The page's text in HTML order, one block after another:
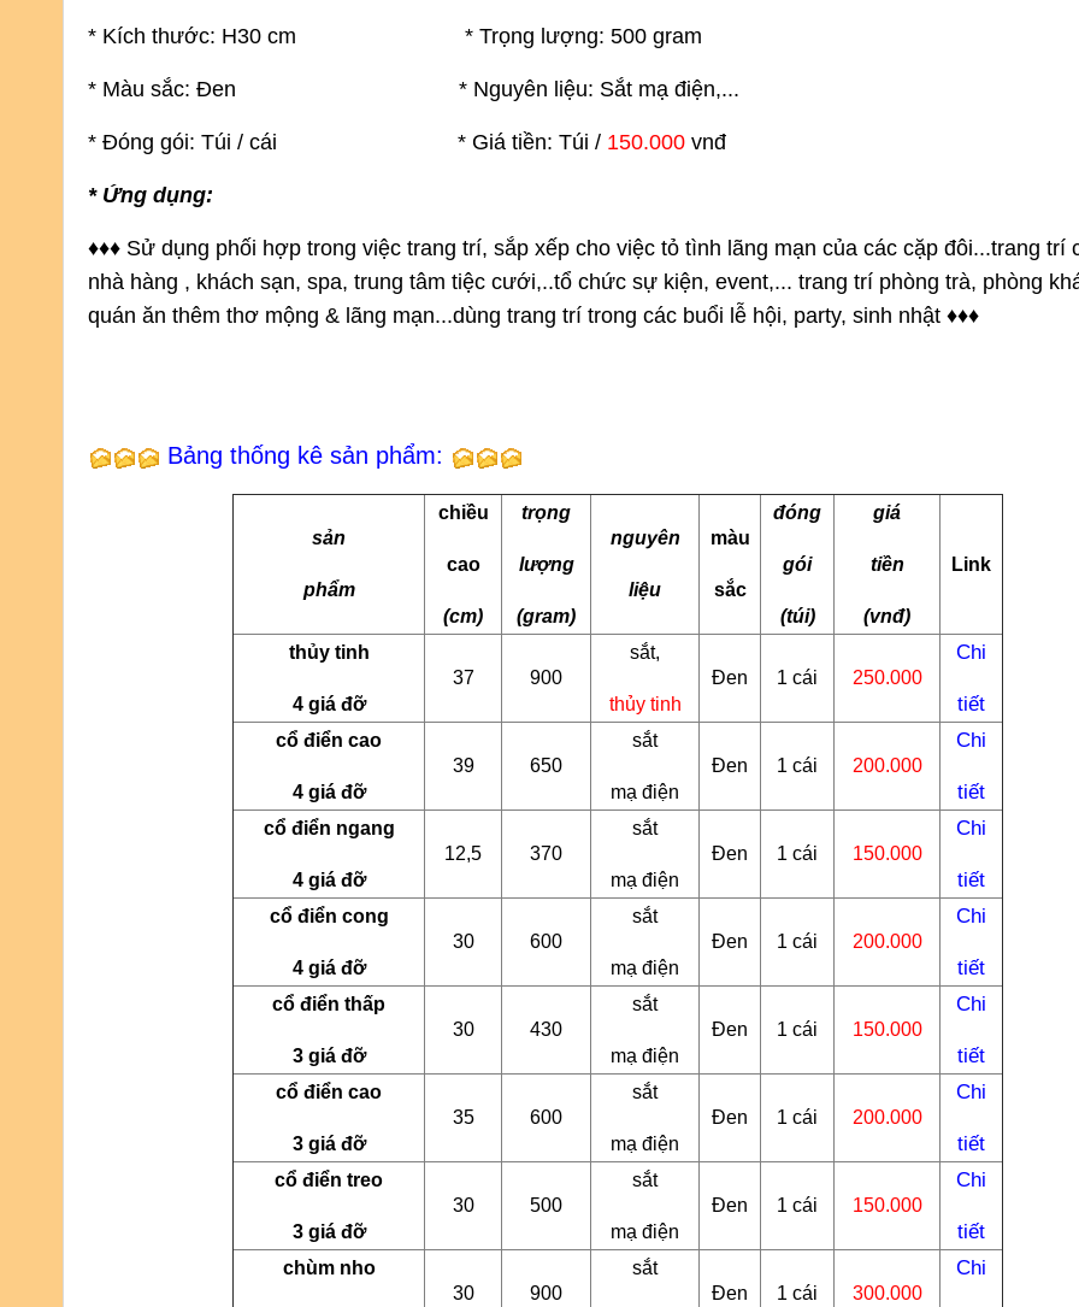
* Kích thước: H30 cm * Trọng lượng: 500 gram
* Màu sắc: Đen * Nguyên liệu: Sắt mạ điện,...
* Đóng gói: Túi / cái * Giá tiền: Túi / 150.000 vnđ
* Ứng dụng:
♦♦♦ Sử dụng phối hợp trong việc trang trí, sắp xếp cho việc tỏ tình lãng mạn của các cặp đôi...trang trí
nhà hàng , khách sạn, spa, trung tâm tiệc cưới,..tổ chức sự kiện, event,... trang trí phòng trà, phòng
quán ăn thêm thơ mộng & lãng mạn...dùng trang trí trong các buổi lễ hội, party, sinh nhật ♦♦♦
Bảng thống kê sản phẩm:
sản
phẩm
chiều
cao
(cm)
trọng
lượng
(gram)
nguyên
liệu
màu
sắc
đóng
gói
(túi)
giá
tiền
(vnđ)
Link
thủy tinh
4 giá đỡ
37 900
sắt,
thủy tinh
Đen 1 cái 250.000
Chi
tiết
cổ điển cao
4 giá đỡ
39 650
sắt
mạ điện
Đen 1 cái 200.000
Chi
tiết
cổ điển ngang
4 giá đỡ
12,5 370
sắt
mạ điện
Đen 1 cái 150.000
Chi
tiết
cổ điển cong
4 giá đỡ
30 600
sắt
mạ điện
Đen 1 cái 200.000
Chi
tiết
cổ điển thấp
3 giá đỡ
30 430
sắt
mạ điện
Đen 1 cái 150.000
Chi
tiết
cổ điển cao
3 giá đỡ
35 600
sắt
mạ điện
Đen 1 cái 200.000
Chi
tiết
cổ điển treo
3 giá đỡ
30 500
sắt
mạ điện
Đen 1 cái 150.000
Chi
tiết
chùm nho
30 900
sắt
Đen 1 cái 300.000
Chi